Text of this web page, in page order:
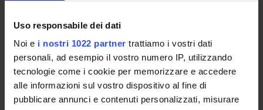
Uso responsabile dei dati
Noi e i nostri 1022 partner trattiamo i vostri dati
personali, ad esempio il vostro numero IP, utilizzando
tecnologie come i cookie per memorizzare e accedere
alle informazioni sul vostro dispositivo al fine di
pubblicare annunci e contenuti personalizzati, misurare
Il teatro di Euripide: testo, lingua, rappresentazione
Tot 1 Events